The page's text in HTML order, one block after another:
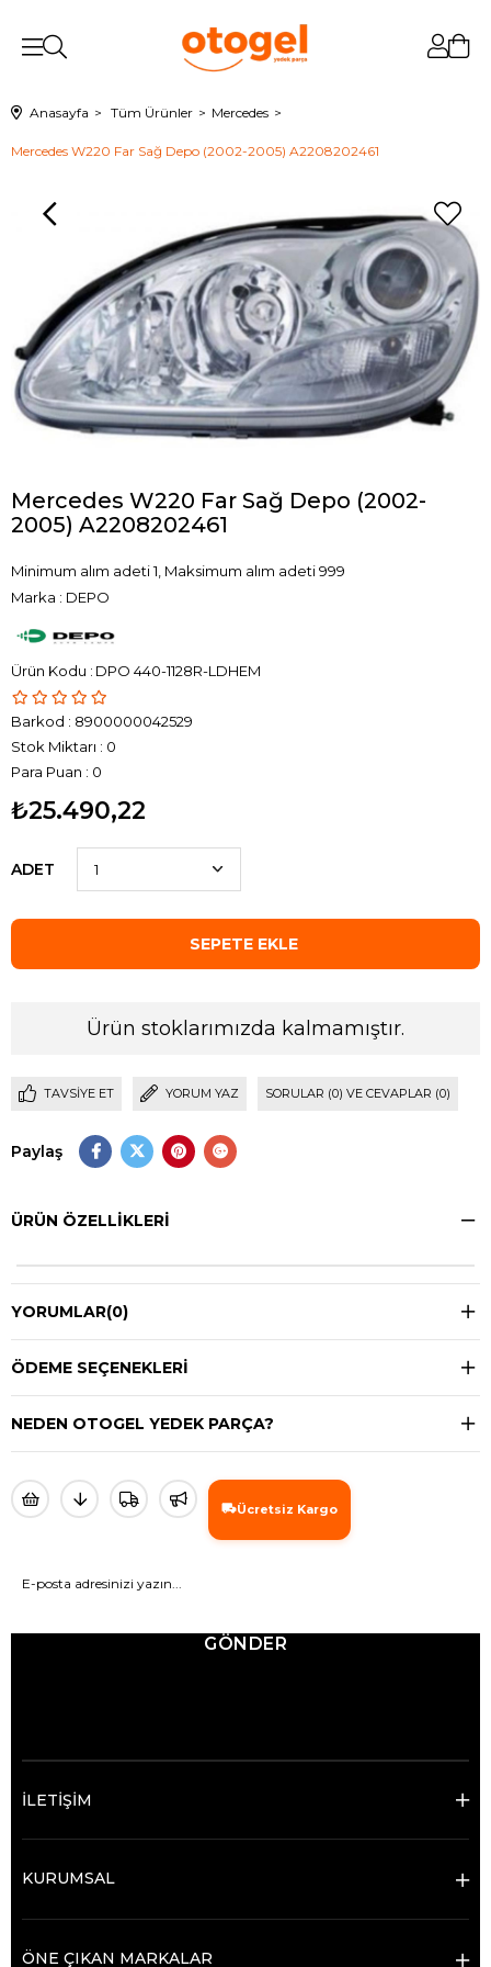
Anasayfa Tüm Ürünler Mercedes
Mercedes W220 Far Sağ Depo (2002-2005) A2208202461
Mercedes W220 Far Sağ Depo (2002-
2005) A2208202461
Minimum alım adeti 1, Maksimum alım adeti 999
Marka : DEPO
DPO 440-1128R-LDHEM
Barkod : 8900000042529
Stok Miktarı : 0
Para Puan : 0
₺25.490,22
ADET
Ürün stoklarımızda kalmamıştır.
TAVSIYE ET YORUM YAZ SORULAR (0) VE CEVAPLAR (0)
Paylaş
ÜRÜN ÖZELLIKLERI
YORUMLAR(0)
ÖDEME SEÇENEKLERI
NEDEN OTOGEL YEDEK PARÇA?
Ücretsiz Kargo
GÖNDER
İLETİŞİM
KURUMSAL
ÖNE ÇIKAN MARKALAR